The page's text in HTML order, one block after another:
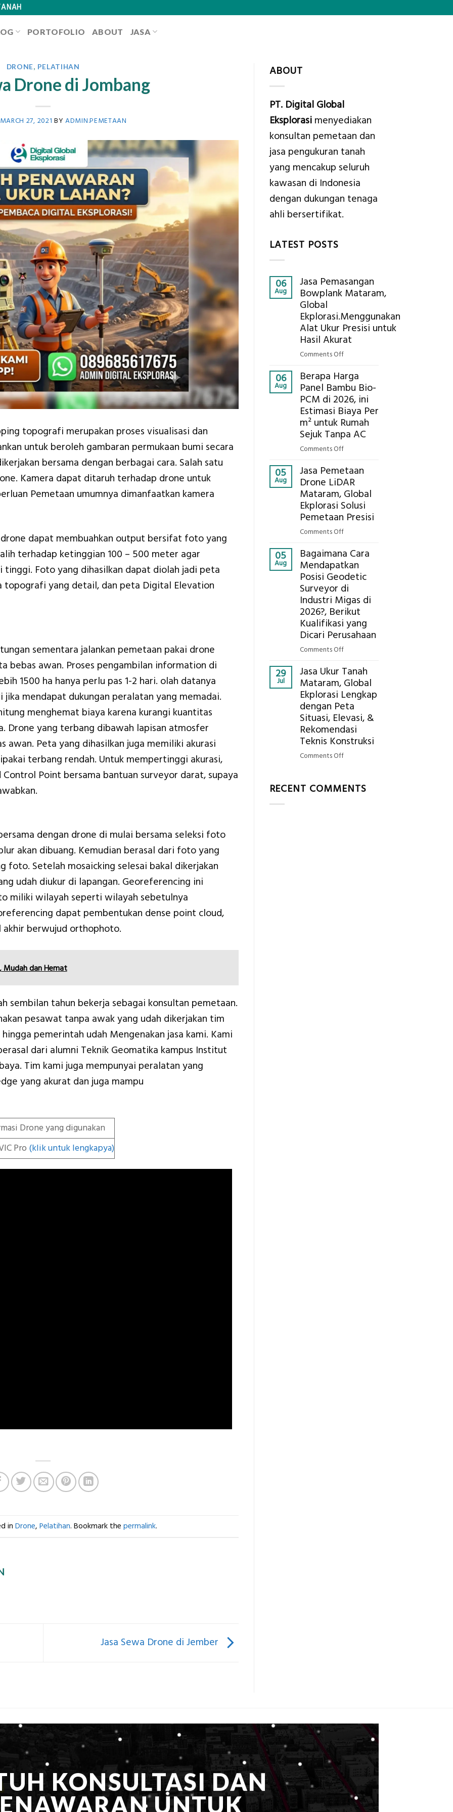
PORTOFOLIO ABOUT JASA
DRONE, PELATIHAN
Drone di Jombang
MARCH 27, 2021 BYADMIN.PEMETAAN
topografi merupakan proses visualisasi dan
untuk beroleh gambaran permukaan bumi secara
bersama dengan berbagai cara. Salah satu
Kamera dapat ditaruh terhadap drone untuk
Pemetaan umumnya dimanfaatkan kamera
dapat membuahkan output bersifat foto yang
terhadap ketinggian 100 – 500 meter agar
tinggi. Foto yang dihasilkan dapat diolah jadi peta
yang detail, dan peta Digital Elevation
sementara jalankan pemetaan pakai drone
bebas awan. Proses pengambilan information di
1500 ha hanya perlu pas 1-2 hari. olah datanya
jika mendapat dukungan peralatan yang memadai.
menghemat biaya karena kurangi kuantitas
Drone yang terbang dibawah lapisan atmosfer
awan. Peta yang dihasilkan juga memiliki akurasi
terbang rendah. Untuk mempertinggi akurasi,
Point bersama bantuan surveyor darat, supaya
dengan drone di mulai bersama seleksi foto
akan dibuang. Kemudian berasal dari foto yang
foto. Setelah mosaicking selesai bakal dikerjakan
udah diukur di lapangan. Georeferencing ini
miliki wilayah seperti wilayah sebetulnya
dapat pembentukan dense point cloud,
akhir berwujud orthophoto.
Mudah dan Hemat
sembilan tahun bekerja sebagai konsultan pemetaan.
pesawat tanpa awak yang udah dikerjakan tim
pemerintah udah Mengenakan jasa kami. Kami
dari alumni Teknik Geomatika kampus Institut
Tim kami juga mempunyai peralatan yang
yang akurat dan juga mampu
Drone yang digunakan
Pro (klik untuk lengkapya)
in Drone, Pelatihan. Bookmark the permalink.
Jasa Sewa Drone di Jember
ABOUT
PT. Digital Global
Eksplorasimenyediakan
konsultan pemetaan dan
jasa pengukuran tanah
yang mencakup seluruh
kawasan di Indonesia
dengan dukungan tenaga
ahli bersertifikat.
LATEST POSTS
06
Aug
Jasa Pemasangan
Bowplank Mataram,
Global
Ekplorasi.Menggunakan
Alat Ukur Presisi untuk
Hasil Akurat
Comments Offon
Pemasangan
Bowplank
Mataram,
Global
Ekplorasi.Menggunakan
Alat
untuk
Hasil
Akurat
06
Aug
Berapa Harga
Panel Bambu Bio-
PCM di 2026, ini
Estimasi Biaya Per
m² untuk Rumah
Sejuk Tanpa AC
Comments Offon
Harga
Panel
Bambu
Bio-
PCM
Estimasi
Biaya
Per
m²
untuk
Rumah
Sejuk
Tanpa
AC
05
Aug
Jasa Pemetaan
Drone LiDAR
Mataram, Global
Ekplorasi Solusi
Pemetaan Presisi
Comments Offon
Pemetaan
Drone
LiDAR
Mataram,
Global
Ekplorasi
Solusi
Pemetaan
05
Aug
Bagaimana Cara
Mendapatkan
Posisi Geodetic
Surveyor di
Industri Migas di
2026?, Berikut
Kualifikasi yang
Dicari Perusahaan
Comments Offon
Cara
Mendapatkan
Posisi
Geodetic
Surveyor
di
Industri
Berikut
Kualifikasi
29
Jul
Jasa Ukur Tanah
Mataram, Global
Ekplorasi Lengkap
dengan Peta
Situasi, Elevasi, &
Rekomendasi
Teknis Konstruksi
Comments Offon
Tanah
RECENT COMMENTS
KONSULTASI DAN
UNTUK